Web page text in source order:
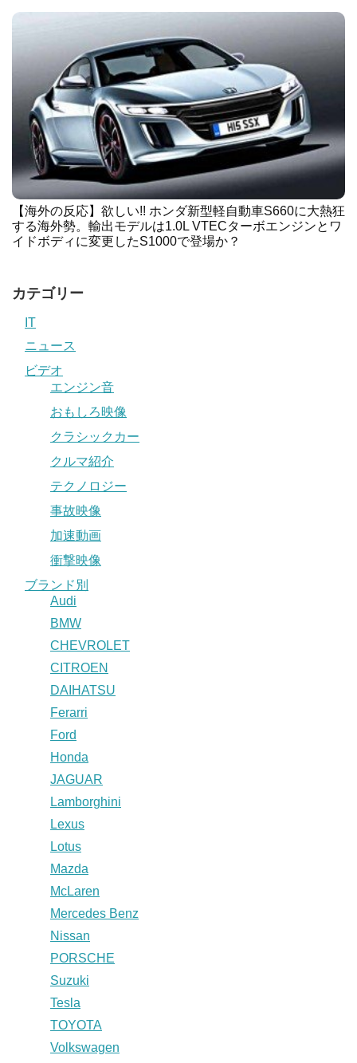
【海外の反応】欲しい!! ホンダ新型軽自動車S660に大熱狂
する海外勢。輸出モデルは1.0L VTECターボエンジンとワ
イドボディに変更したS1000で登場か？
カテゴリー
IT
ニュース
ビデオ
エンジン音
おもしろ映像
クラシックカー
クルマ紹介
テクノロジー
事故映像
加速動画
衝撃映像
ブランド別
Audi
BMW
CHEVROLET
CITROEN
DAIHATSU
Ferarri
Ford
Honda
JAGUAR
Lamborghini
Lexus
Lotus
Mazda
McLaren
Mercedes Benz
Nissan
PORSCHE
Suzuki
Tesla
TOYOTA
Volkswagen